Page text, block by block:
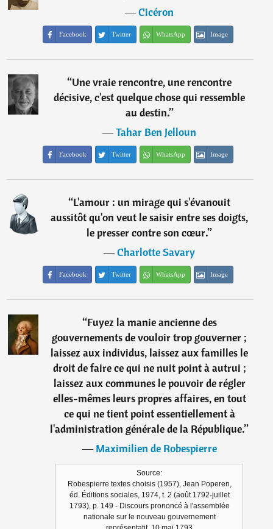
―Cicéron
Facebook Twitter WhatsApp Image
“Une vraie rencontre, une rencontre
décisive, c'est quelque chose qui ressemble
au destin.”
―Tahar Ben Jelloun
Facebook Twitter WhatsApp Image
“L'amour : un mirage qui s'évanouit
aussitôt qu'on veut le saisir entre ses doigts,
le presser contre son cœur.”
―Charlotte Savary
Facebook Twitter WhatsApp Image
“Fuyez la manie ancienne des
gouvernements de vouloir trop gouverner ;
laissez aux individus, laissez aux familles le
droit de faire ce qui ne nuit point à autrui ;
laissez aux communes le pouvoir de régler
elles-mêmes leurs propres affaires, en tout
ce qui ne tient point essentiellement à
l'administration générale de la République.”
―Maximilien de Robespierre
Source:
Robespierre textes choisis (1957), Jean Poperen,
éd. Éditions sociales, 1974, t. 2 (août 1792-juillet
1793), p. 149 - Discours prononcé à l'assemblée
nationale sur le nouveau gouvernement